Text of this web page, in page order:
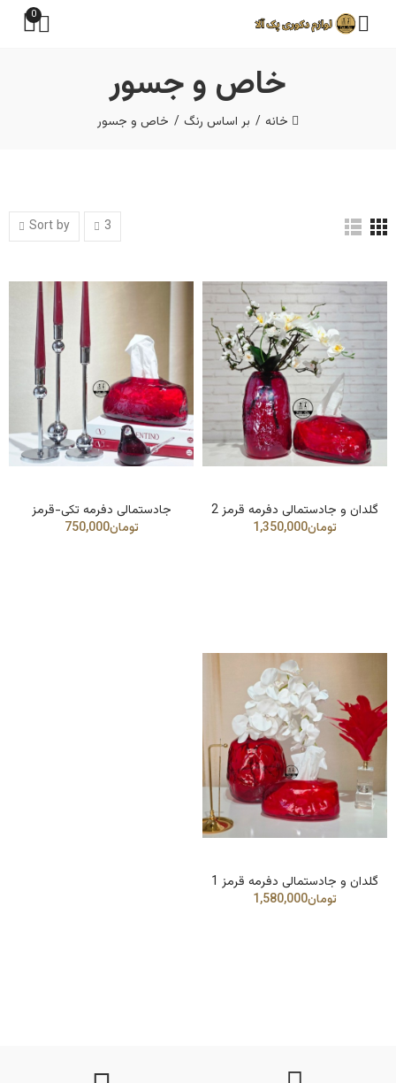
0
خاص و جسور
خانه بر اساس رنگ خاص و جسور
3
Sort by
گلدان و جادستمالی دفرمه قرمز 2
جادستمالی دفرمه تکی-قرمز
گلدان و جادستمالی دفرمه قرمز 1